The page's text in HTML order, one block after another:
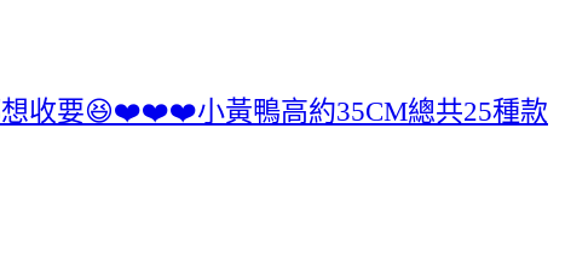
想收要😆❤️❤️❤️小黃鴨高約35CM總共25種款